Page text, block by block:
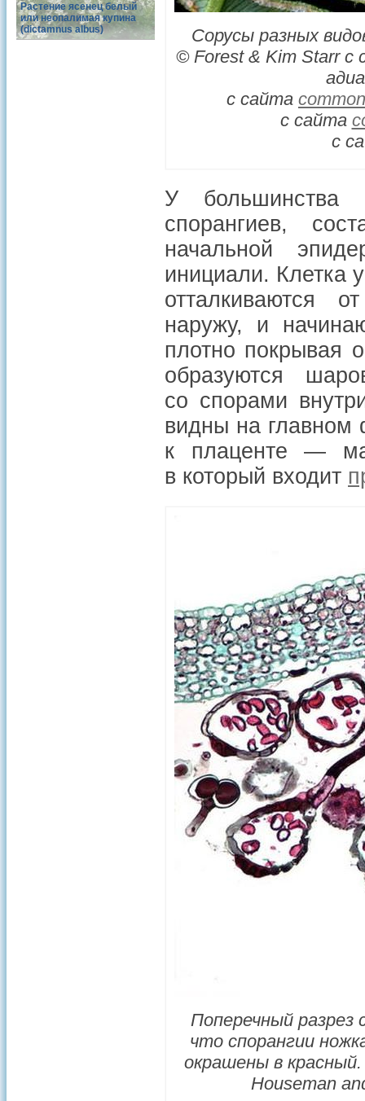
Растение ясенец белый
или неопалимая купина
(dictamnus albus)
Сорусы разных
© Forest & Kim Starr с
с сайта
с сайта
с
У большинства
спорангиев,
начальной
инициали. Клетка
отталкиваются
наружу, и
плотно покрывая
образуются
со спорами
видны на главном
к плаценте —
в который входит
Поперечный разрез
что спорангии
окрашены в
Houseman